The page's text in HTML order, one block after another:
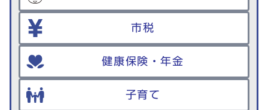
市税
健康保険・年金
子育て